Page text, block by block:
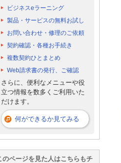
ビジネスeラーニング
製品・サービスの無料お試し
お問い合わせ・修理のご依頼
契約確認・各種お手続き
複数契約ひとまとめ
Web請求書の発行、ご確認
さらに、便利なメニューや役
立つ情報を数多くご利用いた
だけます。
何ができるか見てみる
のページを見た人はこちらもチ